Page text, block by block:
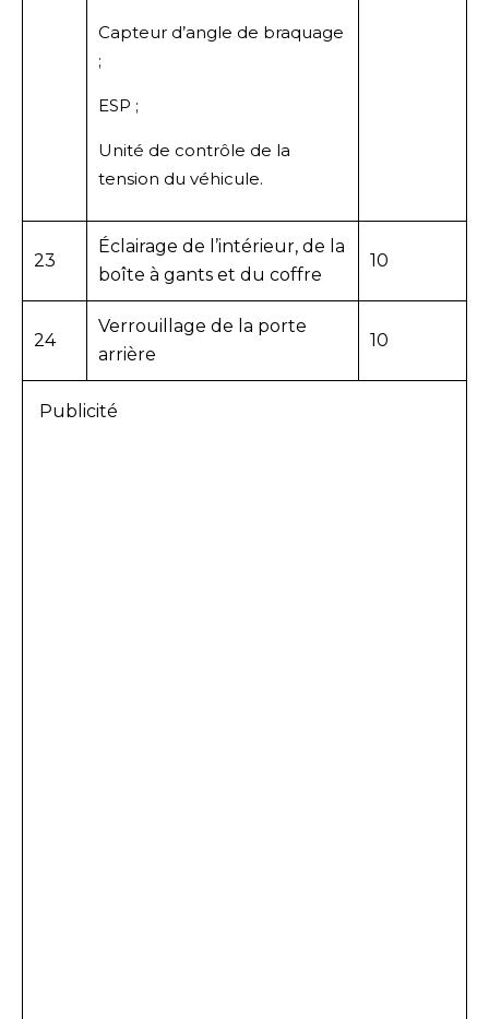
Capteur d’angle de braquage
;
ESP ;
Unité de contrôle de la
tension du véhicule.
23
Éclairage de l’intérieur, de la
boîte à gants et du coffre
10
24
Verrouillage de la porte
arrière
10
Publicité